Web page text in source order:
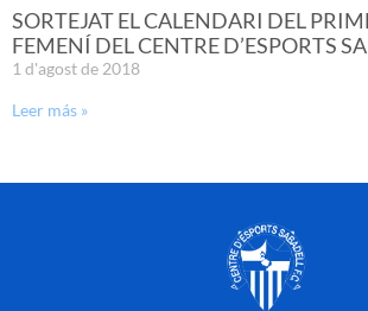
SORTEJAT EL CALENDARI DEL
FEMENÍ DEL CENTRE D’ESPORTS
1 d'agost de 2018
Leer más »